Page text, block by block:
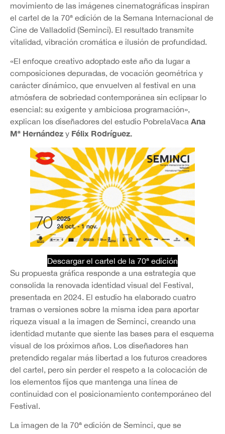
movimiento de las imágenes cinematográficas inspiran
el cartel de la 70ª edición de la Semana Internacional de
Cine de Valladolid (Seminci). El resultado transmite
vitalidad, vibración cromática e ilusión de profundidad.
«El enfoque creativo adoptado este año da lugar a
composiciones depuradas, de vocación geométrica y
carácter dinámico, que envuelven al festival en una
atmósfera de sobriedad contemporánea sin eclipsar lo
esencial: su exigente y ambiciosa programación»,
explican los diseñadores del estudio PobrelaVaca Ana
Mª Hernández y Félix Rodríguez.
Descargar el cartel de la 70ª edición
Su propuesta gráfica responde a una estrategia que
consolida la renovada identidad visual del Festival,
presentada en 2024. El estudio ha elaborado cuatro
tramas o versiones sobre la misma idea para aportar
riqueza visual a la imagen de Seminci, creando una
identidad mutante que siente las bases para el esquema
visual de los próximos años. Los diseñadores han
pretendido regalar más libertad a los futuros creadores
del cartel, pero sin perder el respeto a la colocación de
los elementos fijos que mantenga una línea de
continuidad con el posicionamiento contemporáneo del
Festival.
La imagen de la 70ª edición de Seminci, que se